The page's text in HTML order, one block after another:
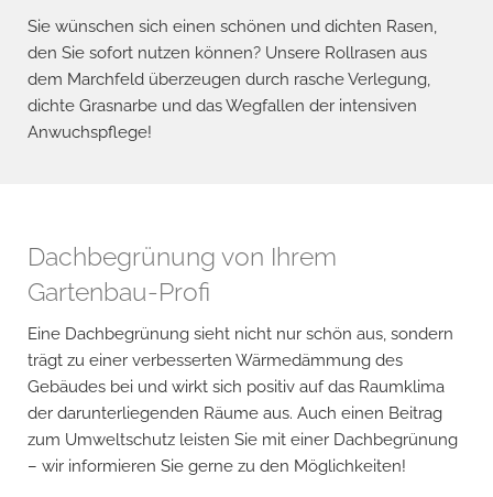
Sie wünschen sich einen schönen und dichten Rasen,
den Sie sofort nutzen können? Unsere Rollrasen aus
dem Marchfeld überzeugen durch rasche Verlegung,
dichte Grasnarbe und das Wegfallen der intensiven
Anwuchspflege!
Dachbegrünung von Ihrem
Gartenbau-Profi
Eine Dachbegrünung sieht nicht nur schön aus, sondern
trägt zu einer verbesserten Wärmedämmung des
Gebäudes bei und wirkt sich positiv auf das Raumklima
der darunterliegenden Räume aus. Auch einen Beitrag
zum Umweltschutz leisten Sie mit einer Dachbegrünung
– wir informieren Sie gerne zu den Möglichkeiten!